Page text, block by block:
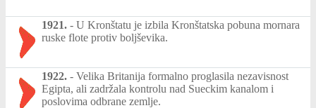
1921. - U Kronštatu je izbila Kronštatska pobuna mornara
ruske flote protiv boljševika.
1922. - Velika Britanija formalno proglasila nezavisnost
Egipta, ali zadržala kontrolu nad Sueckim kanalom i
poslovima odbrane zemlje.